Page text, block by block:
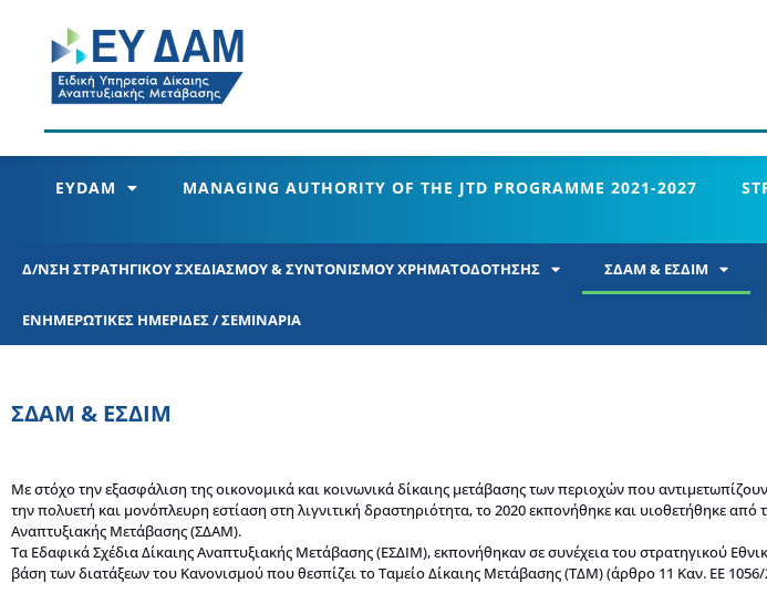
EYDAM MANAGING AUTHORITY OF THE JTD PROGRAMME 2021-2027
Δ/ΝΣΗ ΣΤΡΑΤΗΓΙΚΟΥ ΣΧΕΔΙΑΣΜΟΥ &​ ΣΥΝΤΟΝΙΣΜΟΥ ΧΡΗΜΑΤΟΔΟΤΗΣΗΣ ΣΔΑΜ & ΕΣΔΙΜ
ΕΝΗΜΕΡΩΤΙΚΕΣ ΗΜΕΡΙΔΕΣ / ΣΕΜΙΝΑΡΙΑ
ΣΔΑΜ & ΕΣΔΙΜ
Με στόχο την εξασφάλιση της οικονομικά και κοινωνικά δίκαιης μετάβασης των περιοχών που
την πολυετή και μονόπλευρη εστίαση στη λιγνιτική δραστηριότητα, το 2020 εκπονήθηκε και υιοθετήθηκε
Αναπτυξιακής Μετάβασης (ΣΔΑΜ).
Τα Εδαφικά Σχέδια Δίκαιης Αναπτυξιακής Μετάβασης (ΕΣΔΙΜ), εκπονήθηκαν σε συνέχεια του στρατηγικού
βάση των διατάξεων του Κανονισμού που θεσπίζει το Ταμείο Δίκαιης Μετάβασης (ΤΔΜ) (άρθρο 11 Καν. ΕΕ